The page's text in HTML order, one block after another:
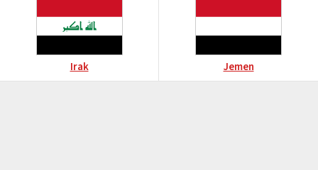
Irak Jemen